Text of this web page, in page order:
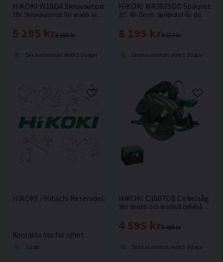
HiKOKI W18DA Skruvautomat 18V (2x2,0Ah)
18V. Skruvautomat för snabb serieskruvning från HiKOKI.
8 150 kr
5 295 kr
Skickas normalt inom 1-3 dagar
HiKOKI NR3675DD Spikpistol
21º. 45-75mm. Spikpistol för Duplexbandade blanka dubbelhuvudspikar för formsättning, tillfällig infästning etc. Levereras utan batteri och laddare.
9 613 kr
8 195 kr
Skickas normalt inom 1-3 dagar
HiKOKI / Hitachi Reservdelar
Kontakta oss för offert
Guide
HiKOKI C3607DB Cirkelsåg
36V. Snabb och kraftfull cirkelsåg för tuffa jobb, såsom kapning och klyvning, även av tryckimpregnerat virke. Levereras utan batteri och laddare.
5 488 kr
4 595 kr
Skickas normalt inom 1-3 dagar